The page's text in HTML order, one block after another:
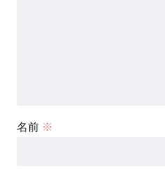
名前 ※